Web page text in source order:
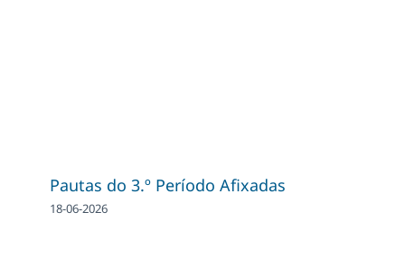
Pautas do 3.º Período Afixadas
18-06-2026